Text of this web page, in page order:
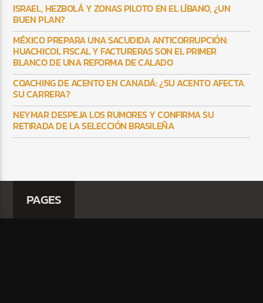
ISRAEL, HEZBOLÁ Y ZONAS PILOTO EN EL LÍBANO, ¿UN
BUEN PLAN?
MÉXICO PREPARA UNA SACUDIDA ANTICORRUPCIÓN:
HUACHICOL FISCAL Y FACTURERAS SON EL PRIMER
BLANCO DE UNA REFORMA DE CALADO
COACHING DE ACENTO EN CANADÁ: ¿SU ACENTO AFECTA
SU CARRERA?
NEYMAR DESPEJA LOS RUMORES Y CONFIRMA SU
RETIRADA DE LA SELECCIÓN BRASILEÑA
PAGES